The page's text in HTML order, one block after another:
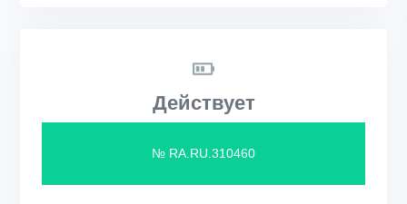
Действует
№ RA.RU.310460